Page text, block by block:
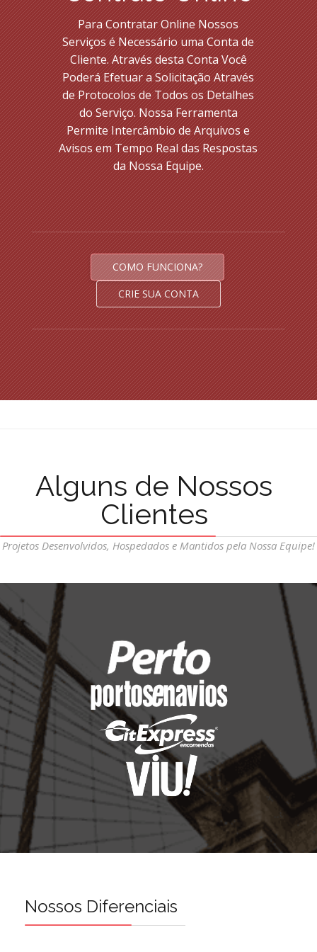
Para Contratar Online Nossos
Serviços é Necessário uma Conta de
Cliente. Através desta Conta Você
Poderá Efetuar a Solicitação Através
de Protocolos de Todos os Detalhes
do Serviço. Nossa Ferramenta
Permite Intercâmbio de Arquivos e
Avisos em Tempo Real das Respostas
da Nossa Equipe.
COMO FUNCIONA?
CRIE SUA CONTA
Alguns de Nossos
Clientes
Projetos Desenvolvidos, Hospedados e Mantidos pela Nossa Equipe!
Nossos Diferenciais